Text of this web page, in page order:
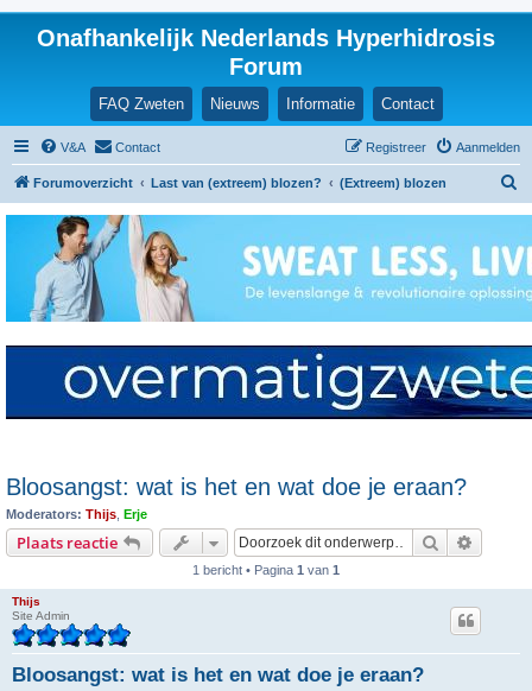
Onafhankelijk Nederlands Hyperhidrosis
Forum
FAQ Zweten Nieuws Informatie Contact
V&A Contact Aanmelden
Registreer
Forumoverzicht Last van (extreem) blozen? (Extreem) blozen
k
Bloosangst: wat is het en wat doe je eraan?
Moderators: Thijs Erje
Plaats reactie Zoek
1 bericht • Pagina 1 van 1
Thijs
Site Admin
Bloosangst: wat is het en wat doe je eraan?